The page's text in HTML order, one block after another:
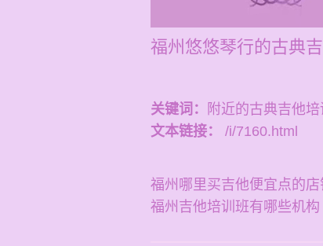
福州悠悠琴行的古典
关键词：
附近的古典吉他培
文本链接：
/i/7160.html
福州哪里买吉他便宜点的店
福州吉他培训班有哪些机构